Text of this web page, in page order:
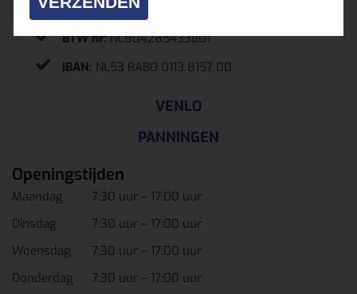
VENLO
PANNINGEN
KvK.13037070
BTW nr:NL804285433B01
IBAN: NL53 RABO 0113 8157 00
Openingstijden
Maandag
7:30 uur – 17:00 uur
Dinsdag
7:30 uur – 17:00 uur
Woensdag
7:30 uur – 17:00 uur
Donderdag
7:30 uur – 17:00 uur